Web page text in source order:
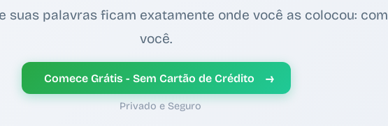
suas palavras ficam exatamente onde você as colocou: com
você.
Comece Grátis - Sem Cartão de Crédito →
Privado e Seguro